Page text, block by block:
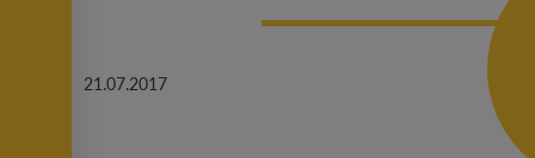
21.07.2017